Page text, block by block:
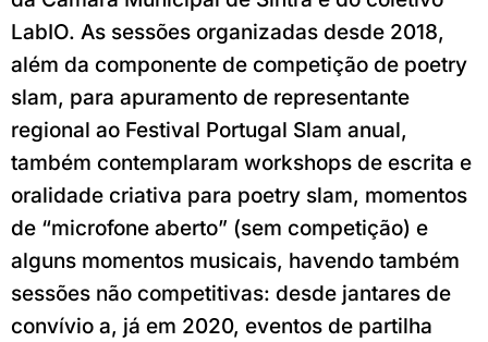
LabIO. As sessões organizadas desde 2018,
além da componente de competição de poetry
slam, para apuramento de representante
regional ao Festival Portugal Slam anual,
também contemplaram workshops de escrita e
oralidade criativa para poetry slam, momentos
de “microfone aberto” (sem competição) e
alguns momentos musicais, havendo também
sessões não competitivas: desde jantares de
convívio a, já em 2020, eventos de partilha